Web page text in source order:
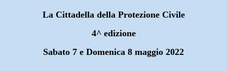
La Cittadella della Protezione Civile
4^ edizione
Sabato 7 e Domenica 8 maggio 2022